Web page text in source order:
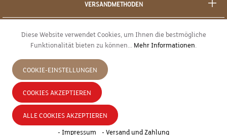
VERSANDMETHODEN
JETZT WIDERRUFEN
* Alle Preise inkl. gesetzl. Mehrwertsteuer zzgl.
Nachnahmegebühren, wenn nicht anders angegeben.
Diese Website verwendet Cookies, um Ihnen die bestmögliche
Funktionalität bieten zu können... Mehr Informationen.
COOKIE-EINSTELLUNGEN
COOKIES AKZEPTIEREN
ALLE COOKIES AKZEPTIEREN
- Impressum - Versand und Zahlung